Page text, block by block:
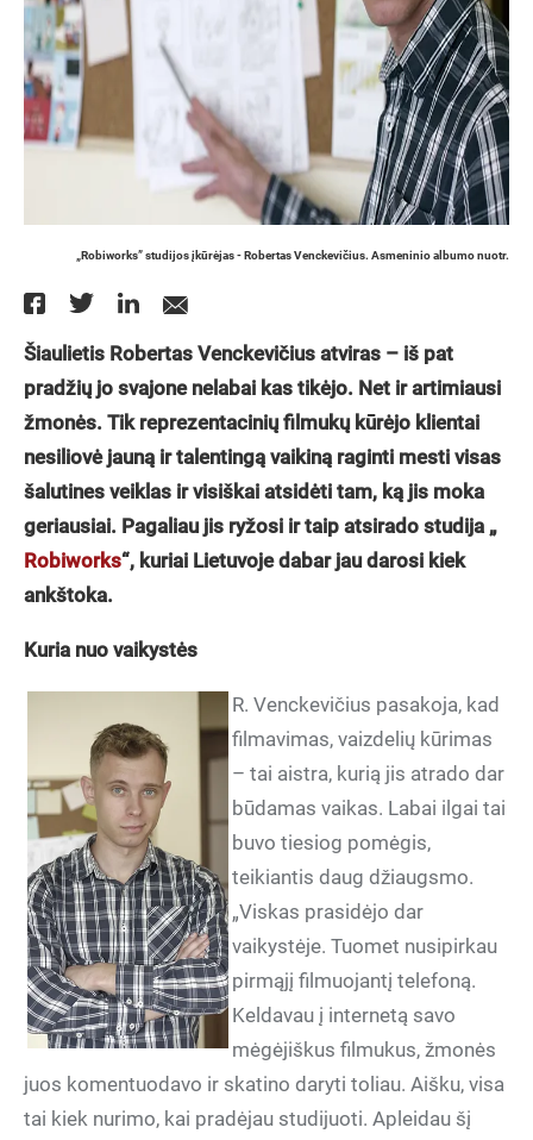
„Robiworks” studijos įkūrėjas - Robertas Venckevičius. Asmeninio albumo nuotr.
Šiaulietis Robertas Venckevičius atviras – iš pat
pradžių jo svajone nelabai kas tikėjo. Net ir artimiausi
žmonės. Tik reprezentacinių filmukų kūrėjo klientai
nesiliovė jauną ir talentingą vaikiną raginti mesti visas
šalutines veiklas ir visiškai atsidėti tam, ką jis moka
geriausiai. Pagaliau jis ryžosi ir taip atsirado studija „
Robiworks“, kuriai Lietuvoje dabar jau darosi kiek
ankštoka.
Kuria nuo vaikystės
R. Venckevičius pasakoja, kad
filmavimas, vaizdelių kūrimas
– tai aistra, kurią jis atrado dar
būdamas vaikas. Labai ilgai tai
buvo tiesiog pomėgis,
teikiantis daug džiaugsmo.
„Viskas prasidėjo dar
vaikystėje. Tuomet nusipirkau
pirmąjį filmuojantį telefoną.
Keldavau į internetą savo
mėgėjiškus filmukus, žmonės
juos komentuodavo ir skatino daryti toliau. Aišku, visa
tai kiek nurimo, kai pradėjau studijuoti. Apleidau šį